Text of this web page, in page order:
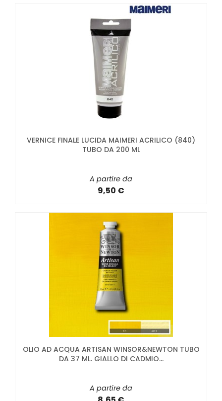
VERNICE FINALE LUCIDA MAIMERI ACRILICO (840)
TUBO DA 200 ML
A partire da
9,50 €
OLIO AD ACQUA ARTISAN WINSOR&NEWTON TUBO
DA 37 ML. GIALLO DI CADMIO...
A partire da